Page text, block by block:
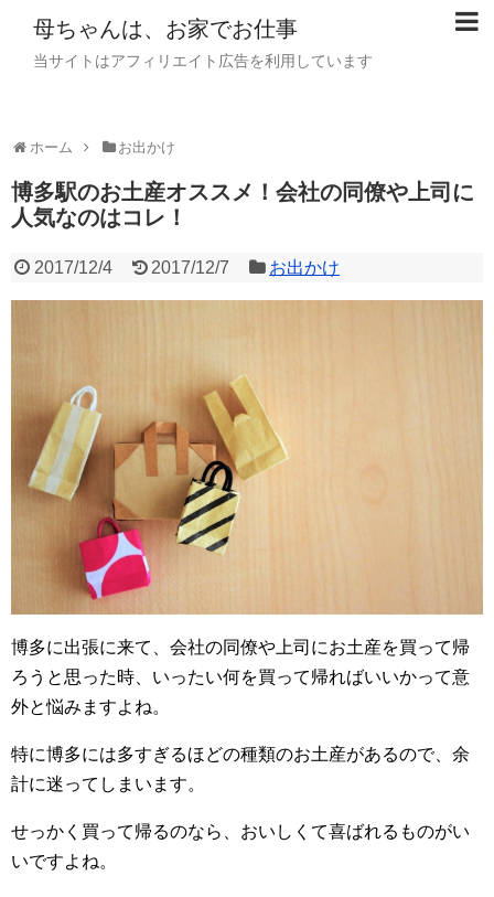
母ちゃんは、お家でお仕事
当サイトはアフィリエイト広告を利用しています
ホーム お出かけ
博多駅のお土産オススメ！会社の同僚や上司に
人気なのはコレ！
2017/12/4 2017/12/7 お出かけ
博多に出張に来て、会社の同僚や上司にお土産を買って帰
ろうと思った時、いったい何を買って帰ればいいかって意
外と悩みますよね。
特に博多には多すぎるほどの種類のお土産があるので、余
計に迷ってしまいます。
せっかく買って帰るのなら、おいしくて喜ばれるものがい
いですよね。